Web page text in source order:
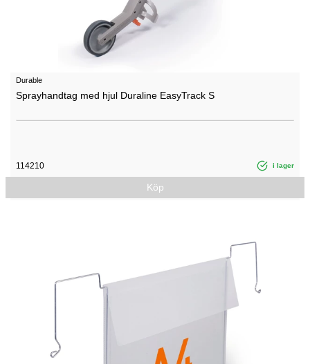
Durable
Sprayhandtag med hjul Duraline EasyTrack S
114210 i lager
Köp